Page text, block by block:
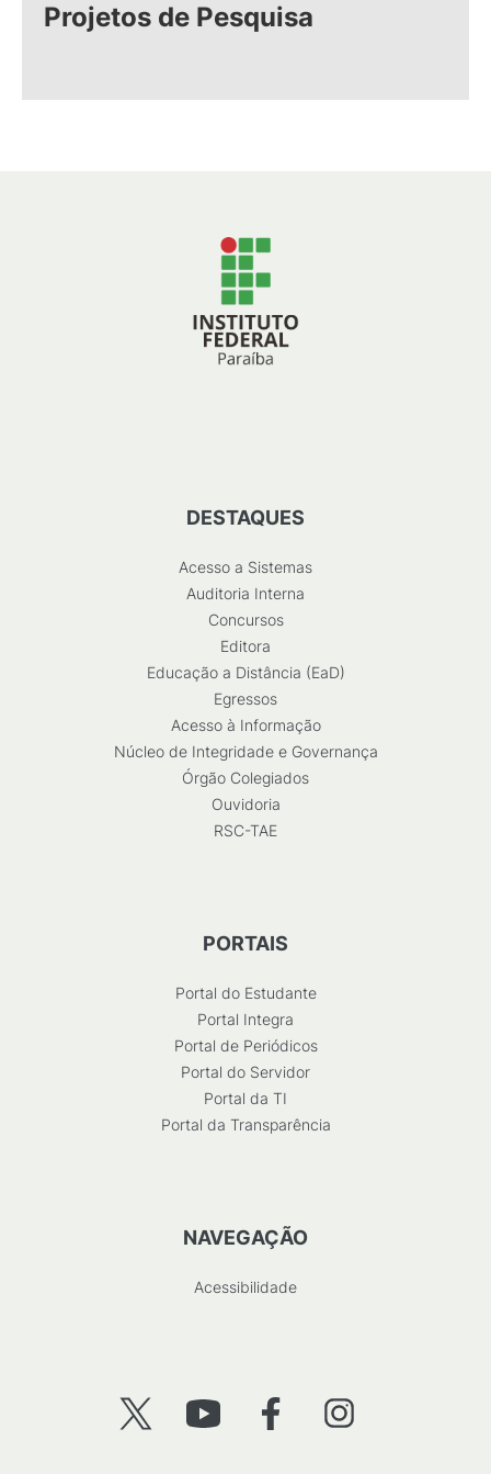
Projetos de Pesquisa
DESTAQUES
Acesso a Sistemas
Auditoria Interna
Concursos
Editora
Educação a Distância (EaD)
Egressos
Acesso à Informação
Núcleo de Integridade e Governança
Órgão Colegiados
Ouvidoria
RSC-TAE
PORTAIS
Portal do Estudante
Portal Integra
Portal de Periódicos
Portal do Servidor
Portal da TI
Portal da Transparência
NAVEGAÇÃO
Acessibilidade